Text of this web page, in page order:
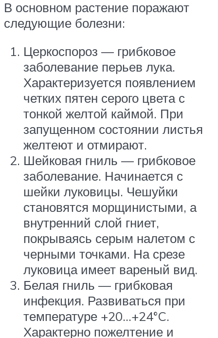
В основном растение поражают
следующие болезни:
Церкоспороз — грибковое
заболевание перьев лука.
Характеризуется появлением
четких пятен серого цвета с
тонкой желтой каймой. При
запущенном состоянии листья
желтеют и отмирают.
Шейковая гниль — грибковое
заболевание. Начинается с
шейки луковицы. Чешуйки
становятся морщинистыми, а
внутренний слой гниет,
покрываясь серым налетом с
черными точками. На срезе
луковица имеет вареный вид.
Белая гниль — грибковая
инфекция. Развиваться при
температуре +20…+24°C.
Характерно пожелтение и